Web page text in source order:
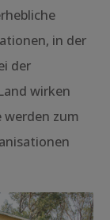
in der
der
wirken
werden zum